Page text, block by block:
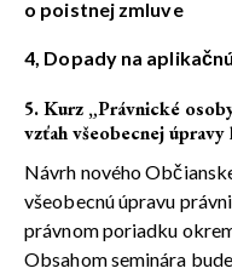
o poistnej zmluve
4, Dopady na
5. Kurz „Právnické
vzťah všeobecnej
Návrh nového
všeobecnú úpravu
právnom poriadku
Obsahom seminára